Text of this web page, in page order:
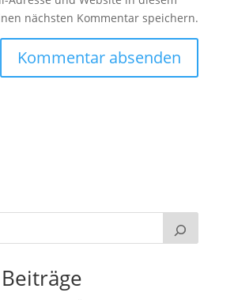
nächsten Kommentar speichern.